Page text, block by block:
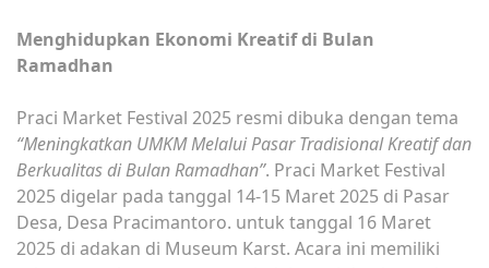
Menghidupkan Ekonomi Kreatif di Bulan
Ramadhan
Praci Market Festival 2025 resmi dibuka dengan tema
“Meningkatkan UMKM Melalui Pasar Tradisional Kreatif dan
Berkualitas di Bulan Ramadhan”. Praci Market Festival
2025 digelar pada tanggal 14-15 Maret 2025 di Pasar
Desa, Desa Pracimantoro. untuk tanggal 16 Maret
2025 di adakan di Museum Karst. Acara ini memiliki